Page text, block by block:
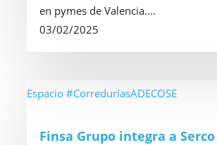
Seguros
en pymes de Valencia.…
03/02/2025
Finsa
Espacio #CorreduríasADECOSE
Finsa Grupo integra a Serco